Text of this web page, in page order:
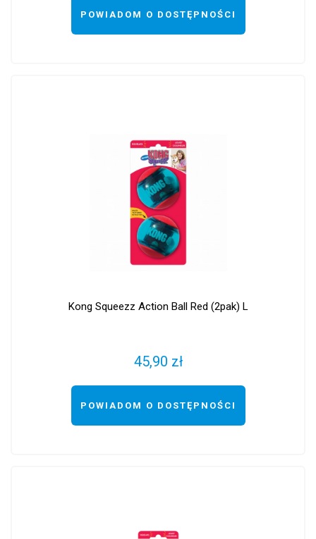
POWIADOM O DOSTĘPNOŚCI
Kong Squeezz Action Ball Red (2pak) L
45,90 zł
POWIADOM O DOSTĘPNOŚCI